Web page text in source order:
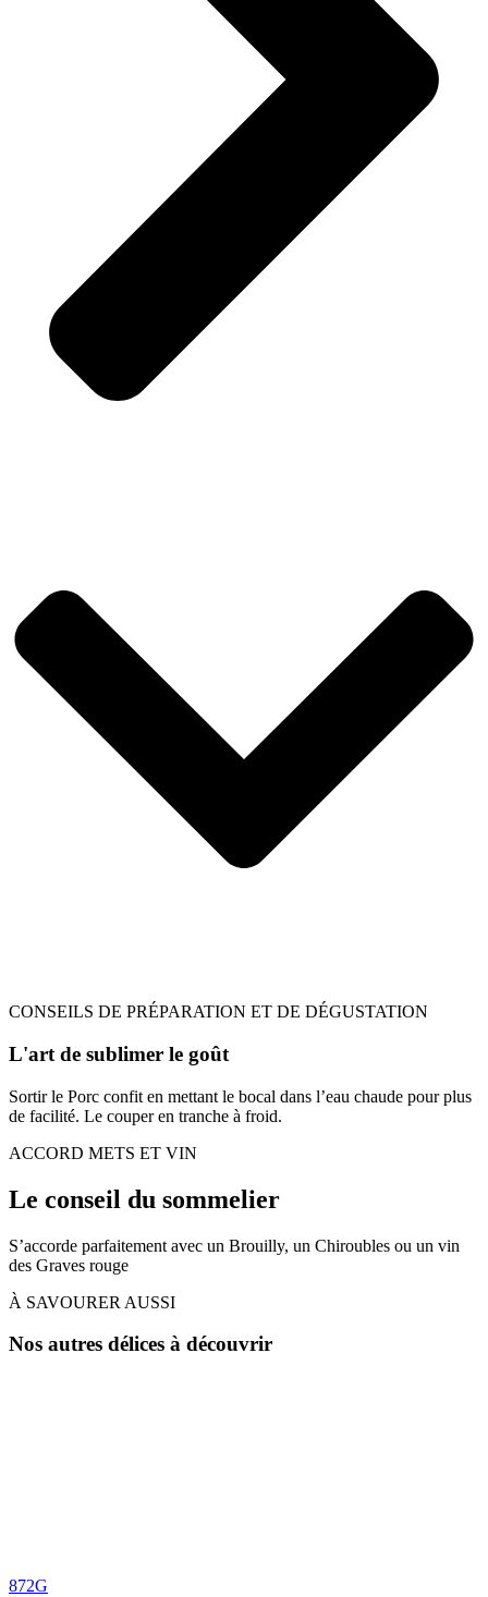
CONSEILS DE PRÉPARATION ET DE DÉGUSTATION
L'art de sublimer le goût
Sortir le Porc confit en mettant le bocal dans l’eau chaude pour plus
de facilité. Le couper en tranche à froid.
ACCORD METS ET VIN
Le conseil du sommelier
S’accorde parfaitement avec un Brouilly, un Chiroubles ou un vin
des Graves rouge
À SAVOURER AUSSI
Nos autres délices à découvrir
872G